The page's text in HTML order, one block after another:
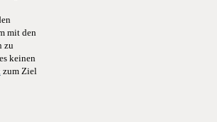
mit den
zu
keinen
zum Ziel